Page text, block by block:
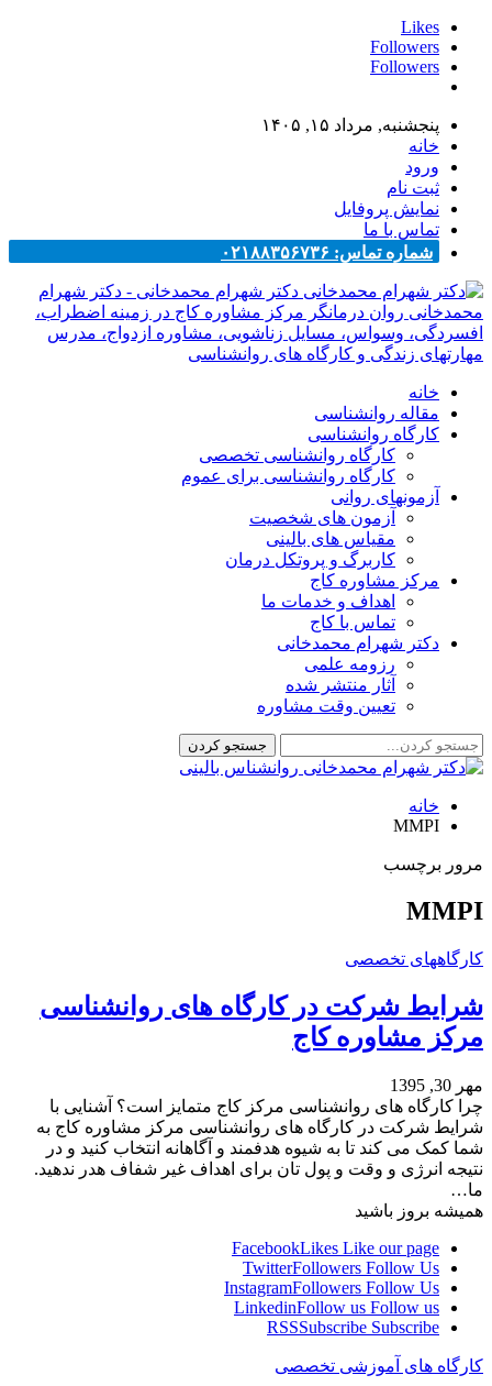
Likes
Followers
Followers
پنجشنبه, مرداد ۱۵, ۱۴۰۵
خانه
ورود
ثبت نام
نمایش پروفایل
تماس با ما
شماره تماس: ۰۲۱۸۸۳۵۶۷۳۶
دکتر شهرام محمدخانی - دکتر شهرام
محمدخانی روان درمانگر مرکز مشاوره کاج در زمینه اضطراب،
افسردگی، وسواس، مسایل زناشویی، مشاوره ازدواج، مدرس
مهارتهای زندگی و کارگاه های روانشناسی
خانه
مقاله روانشناسی
کارگاه روانشناسی
کارگاه روانشناسی تخصصی
کارگاه روانشناسی برای عموم
آزمونهای روانی
آزمون های شخصیت
مقیاس های بالینی
کاربرگ و پروتکل درمان
مرکز مشاوره کاج
اهداف و خدمات ما
تماس با کاج
دکتر شهرام محمدخانی
رزومه علمی
آثار منتشر شده
تعیین وقت مشاوره
خانه
MMPI
مرور برچسب
MMPI
کارگاههای تخصصی
شرایط شرکت در کارگاه‌ های روانشناسی
مرکز مشاوره کاج
مهر 30, 1395
چرا کارگاه‌ های روانشناسی مرکز کاج متمایز است؟ آشنایی با
شرایط شرکت در کارگاه های روانشناسی مرکز مشاوره کاج به
شما کمک می کند تا به شیوه هدفمند و آگاهانه انتخاب کنید و در
نتیجه انرژی و وقت و پول تان برای اهداف غیر شفاف هدر ندهید.
ما…
همیشه بروز باشید
FacebookLikes Like our page
TwitterFollowers Follow Us
InstagramFollowers Follow Us
LinkedinFollow us Follow us
RSSSubscribe Subscribe
کارگاه های آموزشی تخصصی